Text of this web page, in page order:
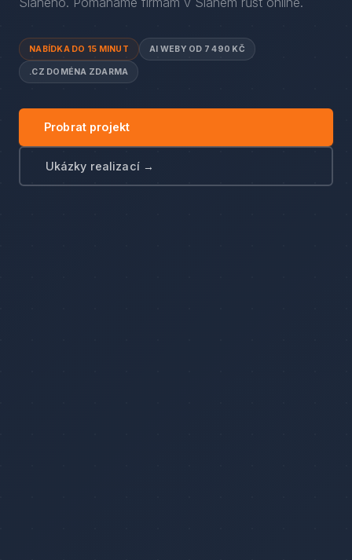
NABÍDKA DO 15 MINUT AI WEBY OD 7 490 KČ
.CZ DOMÉNA ZDARMA
Probrat projekt
Ukázky realizací →